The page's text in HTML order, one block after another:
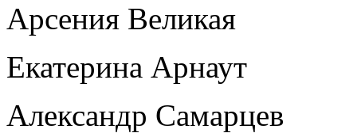
Арсения Великая
Екатерина Арнаут
Александр Самарцев